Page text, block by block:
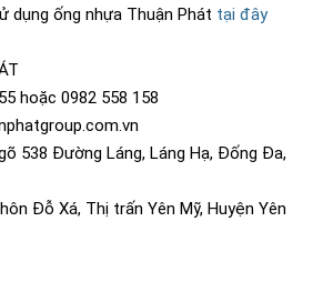
dụng ống nhựa Thuận Phát tại đây
hoặc 0982 558 158
538 Đường Láng, Láng Hạ, Đống Đa,
Đỗ Xá, Thị trấn Yên Mỹ, Huyện Yên